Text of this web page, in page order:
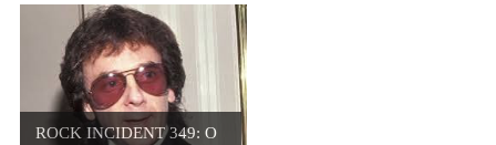
ROCK INCIDENT 349: O